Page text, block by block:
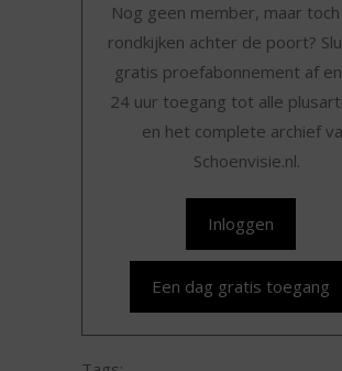
Nog geen member, maar
rondkijken achter de poort?
gratis proefabonnement af
24 uur toegang tot alle
en het complete archief
Schoenvisie.nl.
Inloggen
Een dag gratis toegang